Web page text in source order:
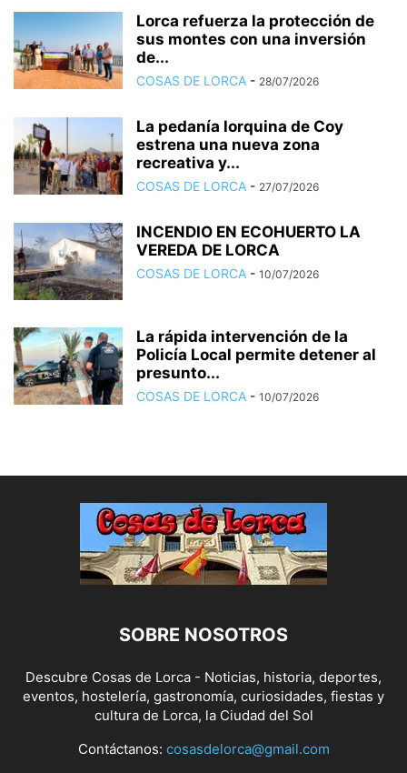
Lorca refuerza la protección de
sus montes con una inversión
de...
COSAS DE LORCA - 28/07/2026
La pedanía lorquina de Coy
estrena una nueva zona
recreativa y...
COSAS DE LORCA - 27/07/2026
INCENDIO EN ECOHUERTO LA
VEREDA DE LORCA
COSAS DE LORCA - 10/07/2026
La rápida intervención de la
Policía Local permite detener al
presunto...
COSAS DE LORCA - 10/07/2026
SOBRE NOSOTROS
Descubre Cosas de Lorca - Noticias, historia, deportes,
eventos, hostelería, gastronomía, curiosidades, fiestas y
cultura de Lorca, la Ciudad del Sol
Contáctanos: cosasdelorca@gmail.com